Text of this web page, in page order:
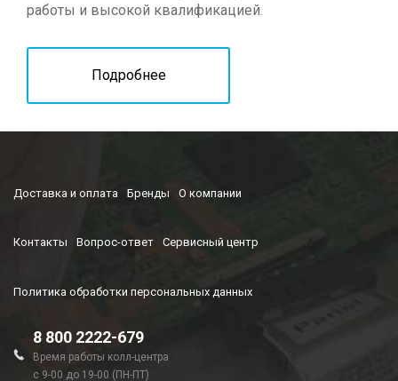
работы и высокой квалификацией.
Подробнее
Доставка и оплата Бренды О компании
Контакты Вопрос-ответ Сервисный центр
Политика обработки персональных данных
8 800 2222-679
Время работы колл-центра
с 9-00 до 19-00 (ПН-ПТ)